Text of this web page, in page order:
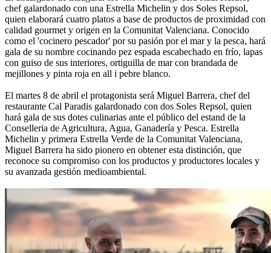
chef galardonado con una Estrella Michelin y dos Soles Repsol,
quien elaborará cuatro platos a base de productos de proximidad con
calidad gourmet y origen en la Comunitat Valenciana. Conocido
como el 'cocinero pescador' por su pasión por el mar y la pesca, hará
gala de su nombre cocinando pez espada escabechado en frío, lapas
con guiso de sus interiores, ortiguilla de mar con brandada de
mejillones y pinta roja en all i pebre blanco.
El martes 8 de abril el protagonista será Miguel Barrera, chef del
restaurante Cal Paradis galardonado con dos Soles Repsol, quien
hará gala de sus dotes culinarias ante el público del estand de la
Conselleria de Agricultura, Agua, Ganadería y Pesca. Estrella
Michelin y primera Estrella Verde de la Comunitat Valenciana,
Miguel Barrera ha sido pionero en obtener esta distinción, que
reconoce su compromiso con los productos y productores locales y
su avanzada gestión medioambiental.